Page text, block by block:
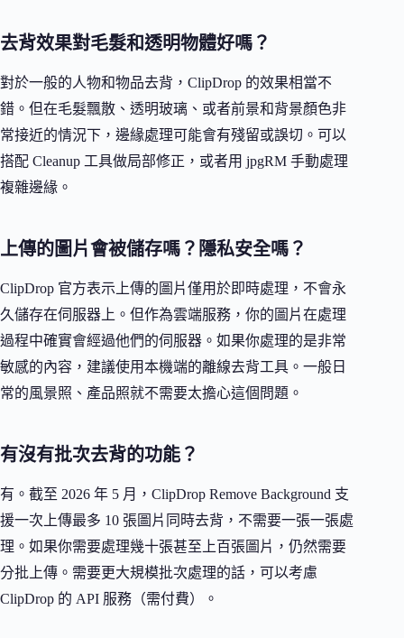
去背效果對毛髮和透明物體好嗎？
對於一般的人物和物品去背，ClipDrop 的效果相當不
錯。但在毛髮飄散、透明玻璃、或者前景和背景顏色非
常接近的情況下，邊緣處理可能會有殘留或誤切。可以
搭配 Cleanup 工具做局部修正，或者用 jpgRM 手動處理
複雜邊緣。
上傳的圖片會被儲存嗎？隱私安全嗎？
ClipDrop 官方表示上傳的圖片僅用於即時處理，不會永
久儲存在伺服器上。但作為雲端服務，你的圖片在處理
過程中確實會經過他們的伺服器。如果你處理的是非常
敏感的內容，建議使用本機端的離線去背工具。一般日
常的風景照、產品照就不需要太擔心這個問題。
有沒有批次去背的功能？
有。截至 2026 年 5 月，ClipDrop Remove Background 支
援一次上傳最多 10 張圖片同時去背，不需要一張一張處
理。如果你需要處理幾十張甚至上百張圖片，仍然需要
分批上傳。需要更大規模批次處理的話，可以考慮
ClipDrop 的 API 服務（需付費）。